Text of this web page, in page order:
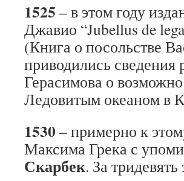
1525 – в этом году
Джавио “Jubellus de
(Книга о посольстве
приводились
Герасимова о
Ледовитым океаном в
1530 – примерно к
Максима Грека с
Скарбек. За